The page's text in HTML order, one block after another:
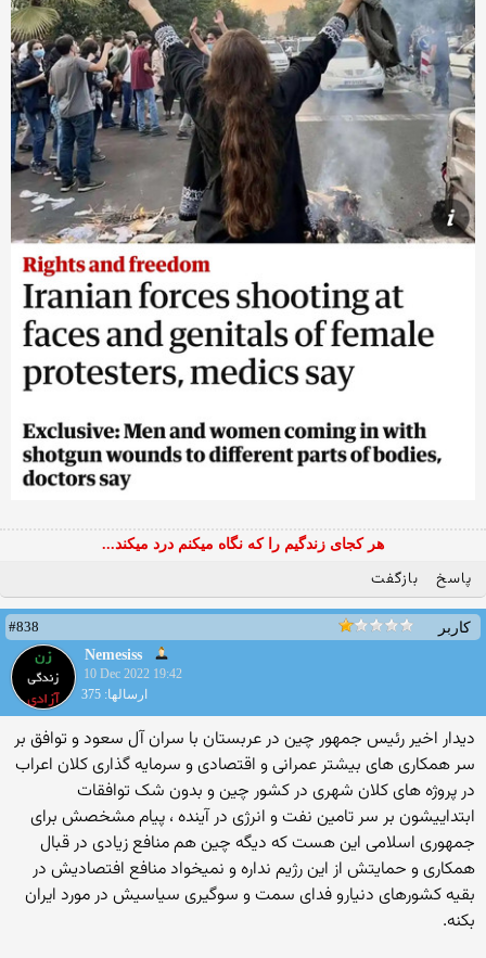
هر کجای زندگیم را که نگاه میکنم درد میکند...
پاسخ بازگفت
کاربر
#838
Nemesiss
10 Dec 2022 19:42
ارسالها: 375
دیدار اخیر رئیس جمهور چین در عربستان با سران آل سعود و توافق بر
سر همکاری های بیشتر عمرانی و اقتصادی و سرمایه گذاری کلان اعراب
در پروژه های کلان شهری در کشور چین و بدون شک توافقات
ابتداییشون بر سر تامین نفت و انرژی در آینده ، پیام مشخصش برای
جمهوری اسلامی این هست که دیگه چین هم منافع زیادی در قبال
همکاری و حمایتش از این رژیم نداره و نمیخواد منافع افتصادیش در
بقیه کشورهای دنیارو فدای سمت و سوگیری سیاسیش در مورد ایران
بکنه.